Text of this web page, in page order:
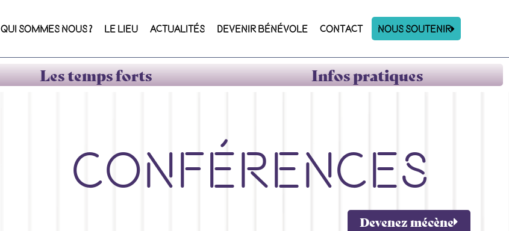
QUI SOMMES NOUS ? LE LIEU ACTUALITÉS DEVENIR BÉNÉVOLE CONTACT Nous Soutenir
Les temps forts Infos pratiques
Conférences
Devenez mécène